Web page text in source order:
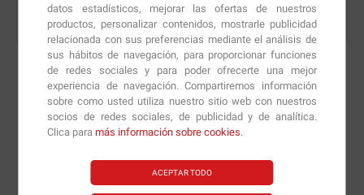
datos estadísticos, mejorar las ofertas de nuestros
productos, personalizar contenidos, mostrarle publicidad
relacionada con sus preferencias mediante el análisis de
sus hábitos de navegación, para proporcionar funciones
de redes sociales y para poder ofrecerte una mejor
experiencia de navegación. Compartiremos información
sobre como usted utiliza nuestro sitio web con nuestros
socios de redes sociales, de publicidad y de analítica.
Clica paramás información sobre cookies.
ACEPTAR TODO
Nuevas versiones y
recomendaciones de
nuestros nutricionistas.